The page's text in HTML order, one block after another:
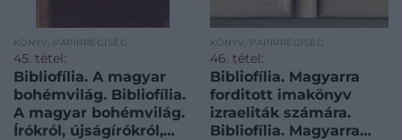
KÖNYV, PAPÍRRÉGISÉG
45. tétel:
Bibliofília. A magyar
bohémvilág. Bibliofília.
A magyar bohémvilág.
Írókról, újságírókról,
KÖNYV, PAPÍRRÉGISÉG
46. tétel:
Bibliofília. Magyarra
forditott imakönyv
izraeliták számára.
Bibliofília. Magyarra